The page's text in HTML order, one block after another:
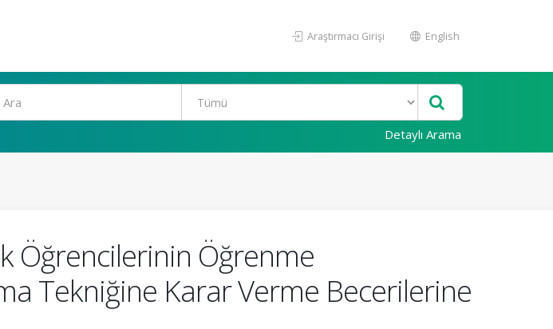
Araştırmacı Girişi English
Detaylı Arama
Öğrencilerinin Öğrenme
Tekniğine Karar Verme Becerilerine